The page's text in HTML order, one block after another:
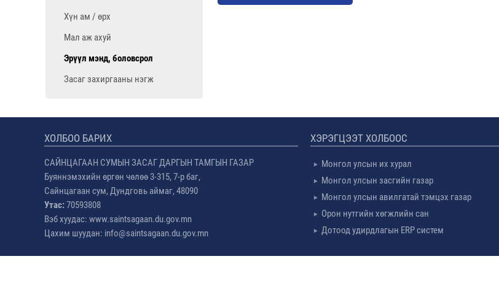
Хүн ам / өрх
Мал аж ахуй
Эрүүл мэнд, боловсрол
Засаг захиргааны нэгж
ХОЛБОО БАРИХ
САЙНЦАГААН СУМЫН ЗАСАГ ДАРГЫН ТАМГЫН ГАЗАР
Буяннэмэхийн өргөн чөлөө 3-315, 7-р баг,
Сайнцагаан сум, Дундговь аймаг, 48090
Утас:70593808
Вэб хуудас: www.saintsagaan.du.gov.mn
Цахим шуудан: info@saintsagaan.du.gov.mn
ХЭРЭГЦЭЭТ ХОЛБООС
Монгол улсын их хурал
Монгол улсын засгийн газар
Монгол улсын авилгатай тэмцэх газар
Орон нутгийн хөгжлийн сан
Дотоод удирдлагын ERP систем